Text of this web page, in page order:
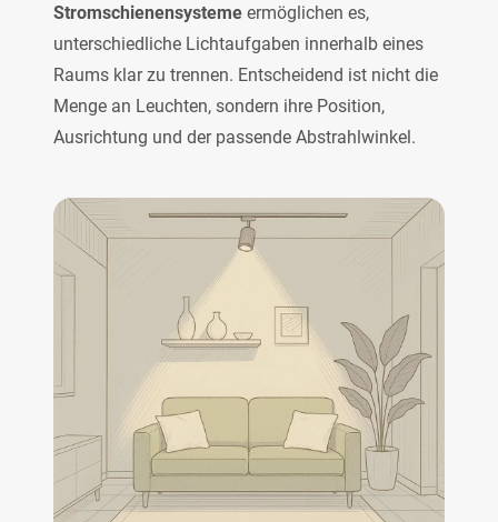
Stromschienensysteme ermöglichen es,
unterschiedliche Lichtaufgaben innerhalb eines
Raums klar zu trennen. Entscheidend ist nicht die
Menge an Leuchten, sondern ihre Position,
Ausrichtung und der passende Abstrahlwinkel.